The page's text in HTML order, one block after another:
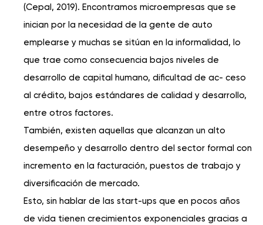
(Cepal, 2019). Encontramos microempresas que se
inician por la necesidad de la gente de auto
emplearse y muchas se sitúan en la informalidad, lo
que trae como consecuencia bajos niveles de
desarrollo de capital humano, diﬁcultad de ac- ceso
al crédito, bajos estándares de calidad y desarrollo,
entre otros factores.
También, existen aquellas que alcanzan un alto
desempeño y desarrollo dentro del sector formal con
incremento en la facturación, puestos de trabajo y
diversiﬁcación de mercado.
Esto, sin hablar de las start-ups que en pocos años
de vida tienen crecimientos exponenciales gracias a